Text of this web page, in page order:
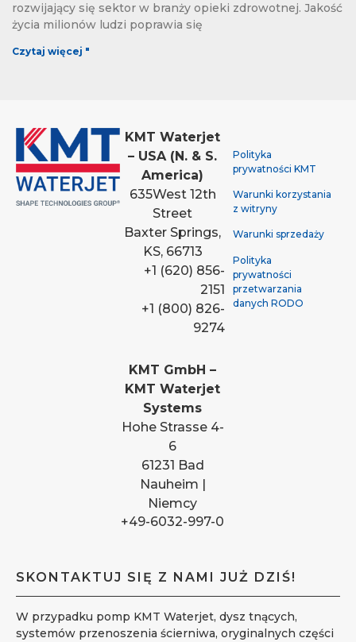
rozwijający się sektor w branży opieki zdrowotnej. Jakość
życia milionów ludzi poprawia się
Czytaj więcej "
KMT Waterjet
– USA (N. & S.
America)
635West 12th
Street
Baxter Springs,
KS, 66713
+1 (620) 856-
2151
+1 (800) 826-
9274
KMT GmbH –
KMT Waterjet
Systems
Hohe Strasse 4-
6
61231 Bad
Nauheim |
Niemcy
+49-6032-997-0
Polityka
prywatności KMT
Warunki korzystania
z witryny
Warunki sprzedaży
Polityka
prywatności
przetwarzania
danych RODO
SKONTAKTUJ SIĘ Z NAMI JUŻ DZIŚ!
W przypadku pomp KMT Waterjet, dysz tnących,
systemów przenoszenia ścierniwa, oryginalnych części